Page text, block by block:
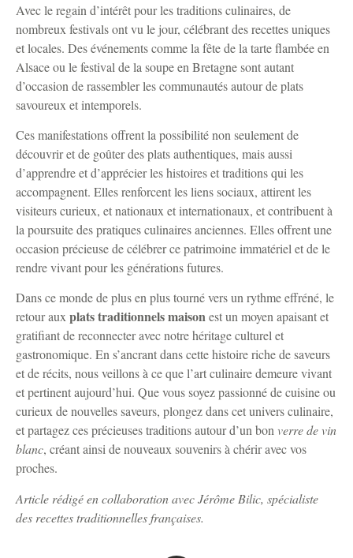
Avec le regain d’intérêt pour les traditions culinaires, de
nombreux festivals ont vu le jour, célébrant des recettes uniques
et locales. Des événements comme la fête de la tarte flambée en
Alsace ou le festival de la soupe en Bretagne sont autant
d’occasion de rassembler les communautés autour de plats
savoureux et intemporels.
Ces manifestations offrent la possibilité non seulement de
découvrir et de goûter des plats authentiques, mais aussi
d’apprendre et d’apprécier les histoires et traditions qui les
accompagnent. Elles renforcent les liens sociaux, attirent les
visiteurs curieux, et nationaux et internationaux, et contribuent à
la poursuite des pratiques culinaires anciennes. Elles offrent une
occasion précieuse de célébrer ce patrimoine immatériel et de le
rendre vivant pour les générations futures.
Dans ce monde de plus en plus tourné vers un rythme effréné, le
retour auxplats traditionnels maisonest un moyen apaisant et
gratifiant de reconnecter avec notre héritage culturel et
gastronomique. En s’ancrant dans cette histoire riche de saveurs
et de récits, nous veillons à ce que l’art culinaire demeure vivant
et pertinent aujourd’hui. Que vous soyez passionné de cuisine ou
curieux de nouvelles saveurs, plongez dans cet univers culinaire,
et partagez ces précieuses traditions autour d’un bonverre de vin
blanc, créant ainsi de nouveaux souvenirs à chérir avec vos
proches.
Article rédigé en collaboration avec Jérôme Bilic, spécialiste
des recettes traditionnelles françaises.